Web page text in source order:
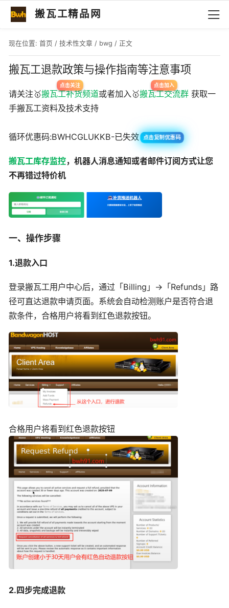
搬瓦工精品网
现在位置: 首页 / 技术性文章 / bwg / 正文
搬瓦工退款政策与操作指南等注意事项
请关注🥇搬瓦工补货频道或者加入🥇搬瓦工交流群 获取一
手搬瓦工资料及技术支持
循环优惠码:BWHCGLUKKB-已失效 点击复制优惠码
搬瓦工库存监控，机器人消息通知或者邮件订阅方式让您
不再错过特价机
一、操作步骤
1.退款入口
登录搬瓦工用户中心后，通过「Billing」→「Refunds」路
径可直达退款申请页面。系统会自动检测账户是否符合退
款条件，合格用户将看到红色退款按钮。
合格用户将看到红色退款按钮
2.四步完成退款